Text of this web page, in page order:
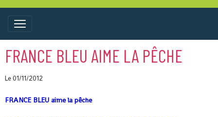
FRANCE BLEU AIME LA PÊCHE
Le 01/11/2012
FRANCE BLEU aime la pêche